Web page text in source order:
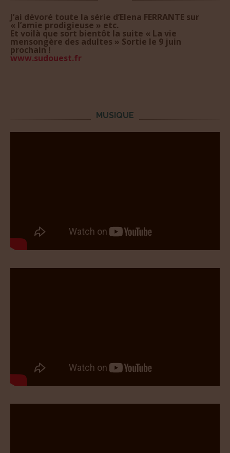
J’ai dévoré toute la série d’Elena FERRANTE sur
« l’amie prodigieuse » etc.
Et voilà que sort bientôt la suite « La vie
mensongère des adultes » Sortie le 9 juin
prochain !
www.sudouest.fr
MUSIQUE